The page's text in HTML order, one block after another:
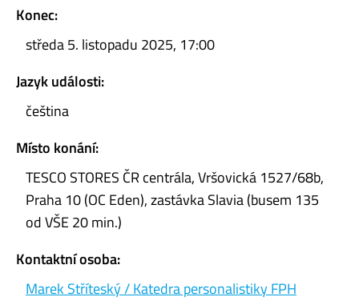
Konec:
středa 5. listopadu 2025, 17:00
Jazyk události:
čeština
Místo konání:
TESCO STORES ČR centrála, Vršovická 1527/68b,
Praha 10 (OC Eden), zastávka Slavia (busem 135
od VŠE 20 min.)
Kontaktní osoba:
Marek Stříteský / Katedra personalistiky FPH